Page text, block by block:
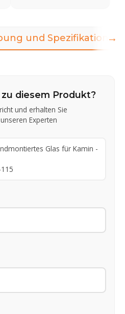
und Spezifikationen
diesem Produkt?
und erhalten Sie
Experten
Glas für Kamin -
115
→